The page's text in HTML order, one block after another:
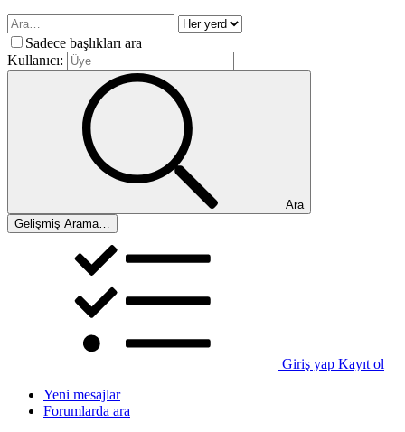
Sadece başlıkları ara
Kullanıcı:
Ara
Gelişmiş Arama…
Giriş yap Kayıt ol
Yeni mesajlar
Forumlarda ara